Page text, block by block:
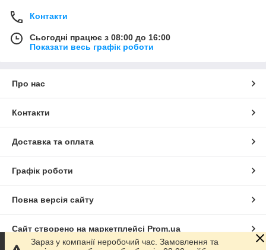
Контакти
Сьогодні працює з 08:00 до 16:00
Показати весь графік роботи
Про нас
Контакти
Доставка та оплата
Графік роботи
Повна версія сайту
Сайт створено на маркетплейсі Prom.ua
Зараз у компанії неробочий час. Замовлення та